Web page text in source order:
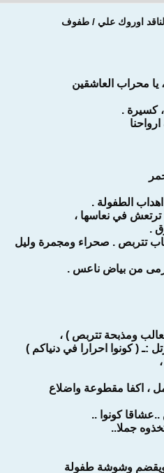
اوروك علي / طفوف
يا محراب العاشقين
، كسيرة .
الطفولة .
في نعاسها ،
.
تتربص . صحراء ومجمرة وليل
من بياض ناعس .
ومذبحة تتربص ) ،
:ـ ( كونوا احرارا في دنياكم )
، اكفا مقطوعة واضلاع
كونوا ..
جملا..
وشوشة طفولة